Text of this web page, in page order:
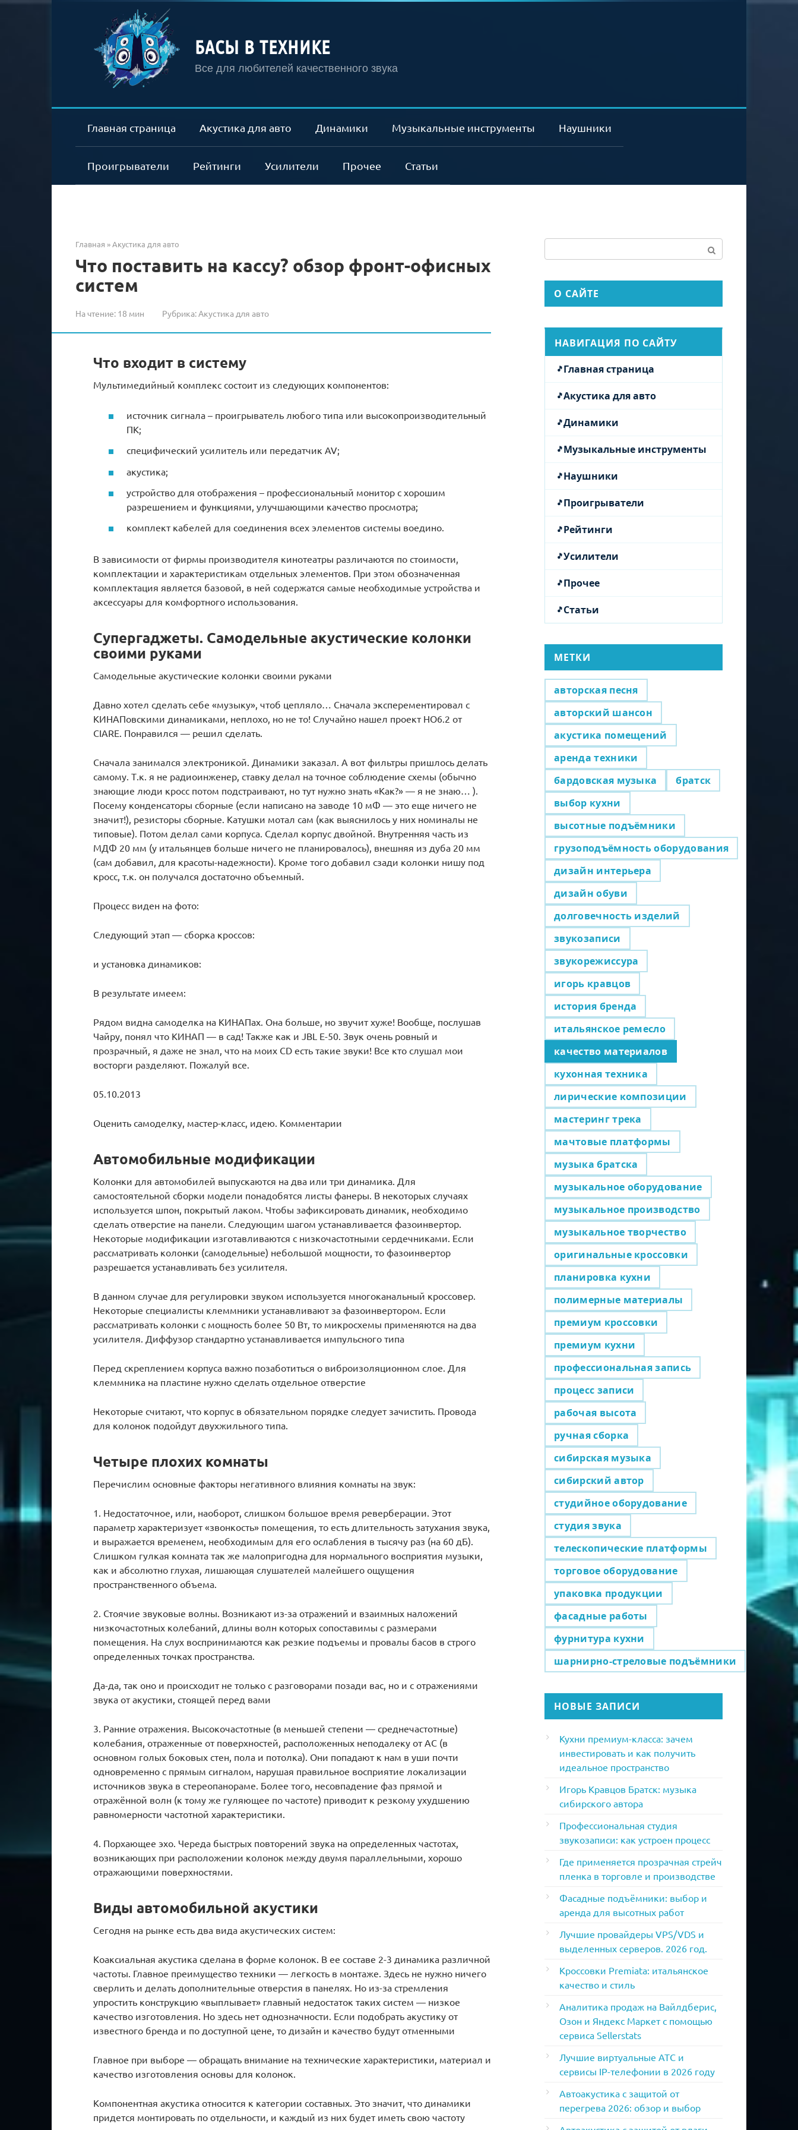
БАСЫ В ТЕХНИКЕ
Все для любителей качественного звука
Главная страница Акустика для авто Динамики Музыкальные инструменты Наушники
Проигрыватели Рейтинги Усилители Прочее Статьи
Главная »Акустика для авто
Что поставить на кассу? обзор фронт-офисных
систем
На чтение: 18 мин Рубрика:Акустика для авто
Что входит в систему
Мультимедийный комплекс состоит из следующих компонентов:
источник сигнала – проигрыватель любого типа или высокопроизводительный
ПК;
специфический усилитель или передатчик AV;
акустика;
устройство для отображения – профессиональный монитор с хорошим
разрешением и функциями, улучшающими качество просмотра;
комплект кабелей для соединения всех элементов системы воедино.
В зависимости от фирмы производителя кинотеатры различаются по стоимости,
комплектации и характеристикам отдельных элементов. При этом обозначенная
комплектация является базовой, в ней содержатся самые необходимые устройства и
аксессуары для комфортного использования.
Супергаджеты. Самодельные акустические колонки
своими руками
Самодельные акустические колонки своими руками
Давно хотел сделать себе «музыку», чтоб цепляло… Сначала эксперементировал с
КИНАПовскими динамиками, неплохо, но не то! Случайно нашел проект HO6.2 от
CIARE. Понравился — решил сделать.
Сначала занимался электроникой. Динамики заказал. А вот фильтры пришлось делать
самому. Т.к. я не радиоинженер, ставку делал на точное соблюдение схемы (обычно
знающие люди кросс потом подстраивают, но тут нужно знать «Как?» — я не знаю… ).
Посему конденсаторы сборные (если написано на заводе 10 мФ — это еще ничего не
значит!), резисторы сборные. Катушки мотал сам (как выяснилось у них номиналы не
типовые). Потом делал сами корпуса. Сделал корпус двойной. Внутренняя часть из
МДФ 20 мм (у итальянцев больше ничего не планировалось), внешняя из дуба 20 мм
(сам добавил, для красоты-надежности). Кроме того добавил сзади колонки нишу под
кросс, т.к. он получался достаточно объемный.
Процесс виден на фото:
Следующий этап — сборка кроссов:
и установка динамиков:
В результате имеем:
Рядом видна самоделка на КИНАПах. Она больше, но звучит хуже! Вообще, послушав
Чайру, понял что КИНАП — в сад! Также как и JBL E-50. Звук очень ровный и
прозрачный, я даже не знал, что на моих CD есть такие звуки! Все кто слушал мои
восторги разделяют. Пожалуй все.
05.10.2013
Оценить самоделку, мастер-класс, идею. Комментарии
Автомобильные модификации
Колонки для автомобилей выпускаются на два или три динамика. Для
самостоятельной сборки модели понадобятся листы фанеры. В некоторых случаях
используется шпон, покрытый лаком. Чтобы зафиксировать динамик, необходимо
сделать отверстие на панели. Следующим шагом устанавливается фазоинвертор.
Некоторые модификации изготавливаются с низкочастотными сердечниками. Если
рассматривать колонки (самодельные) небольшой мощности, то фазоинвертор
разрешается устанавливать без усилителя.
В данном случае для регулировки звуком используется многоканальный кроссовер.
Некоторые специалисты клеммники устанавливают за фазоинвертором. Если
рассматривать колонки с мощность более 50 Вт, то микросхемы применяются на два
усилителя. Диффузор стандартно устанавливается импульсного типа
Перед скреплением корпуса важно позаботиться о виброизоляционном слое. Для
клеммника на пластине нужно сделать отдельное отверстие
Некоторые считают, что корпус в обязательном порядке следует зачистить. Провода
для колонок подойдут двухжильного типа.
Четыре плохих комнаты
Перечислим основные факторы негативного влияния комнаты на звук:
1. Недостаточное, или, наоборот, слишком большое время реверберации. Этот
параметр характеризует «звонкость» помещения, то есть длительность затухания звука,
и выражается временем, необходимым для его ослабления в тысячу раз (на 60 дБ).
Слишком гулкая комната так же малопригодна для нормального восприятия музыки,
как и абсолютно глухая, лишающая слушателей малейшего ощущения
пространственного объема.
2. Стоячие звуковые волны. Возникают из-за отражений и взаимных наложений
низкочастотных колебаний, длины волн которых сопоставимы с размерами
помещения. На слух воспринимаются как резкие подъемы и провалы басов в строго
определенных точках пространства.
Да-да, так оно и происходит не только с разговорами позади вас, но и с отражениями
звука от акустики, стоящей перед вами
3. Ранние отражения. Высокочастотные (в меньшей степени — среднечастотные)
колебания, отраженные от поверхностей, расположенных неподалеку от АС (в
основном голых боковых стен, пола и потолка). Они попадают к нам в уши почти
одновременно с прямым сигналом, нарушая правильное восприятие локализации
источников звука в стереопанораме. Более того, несовпадение фаз прямой и
отражённой волн (к тому же гуляющее по частоте) приводит к резкому ухудшению
равномерности частотной характеристики.
4. Порхающее эхо. Череда быстрых повторений звука на определенных частотах,
возникающих при расположении колонок между двумя параллельными, хорошо
отражающими поверхностями.
Виды автомобильной акустики
Сегодня на рынке есть два вида акустических систем:
Коаксиальная акустика сделана в форме колонок. В ее составе 2-3 динамика различной
частоты. Главное преимущество техники — легкость в монтаже. Здесь не нужно ничего
сверлить и делать дополнительные отверстия в панелях. Но из-за стремления
упростить конструкцию «выплывает» главный недостаток таких систем — низкое
качество изготовления. Но здесь нет однозначности. Если подобрать акустику от
известного бренда и по доступной цене, то дизайн и качество будут отменными
Главное при выборе — обращать внимание на технические характеристики, материал и
качество изготовления основы для колонок.
Компонентная акустика относится к категории составных. Это значит, что динамики
придется монтировать по отдельности, и каждый из них будет иметь свою частоту
О САЙТЕ
НАВИГАЦИЯ ПО САЙТУ
Главная страница
Акустика для авто
Динамики
Музыкальные инструменты
Наушники
Проигрыватели
Рейтинги
Усилители
Прочее
Статьи
МЕТКИ
авторская песня
авторский шансон
акустика помещений
аренда техники
бардовская музыка
братск
выбор кухни
высотные подъёмники
грузоподъёмность оборудования
дизайн интерьера
дизайн обуви
долговечность изделий
звукозаписи
звукорежиссура
игорь кравцов
история бренда
итальянское ремесло
качество материалов
кухонная техника
лирические композиции
мастеринг трека
мачтовые платформы
музыка братска
музыкальное оборудование
музыкальное производство
музыкальное творчество
оригинальные кроссовки
планировка кухни
полимерные материалы
премиум кроссовки
премиум кухни
профессиональная запись
процесс записи
рабочая высота
ручная сборка
сибирская музыка
сибирский автор
студийное оборудование
студия звука
телескопические платформы
торговое оборудование
упаковка продукции
фасадные работы
фурнитура кухни
шарнирно-стреловые подъёмники
НОВЫЕ ЗАПИСИ
Кухни премиум-класса: зачем
инвестировать и как получить
идеальное пространство
Игорь Кравцов Братск: музыка
сибирского автора
Профессиональная студия
звукозаписи: как устроен процесс
Где применяется прозрачная стрейч
пленка в торговле и производстве
Фасадные подъёмники: выбор и
аренда для высотных работ
Лучшие провайдеры VPS/VDS и
выделенных серверов. 2026 год.
Кроссовки Premiata: итальянское
качество и стиль
Аналитика продаж на Вайлдберис,
Озон и Яндекс Маркет с помощью
сервиса Sellerstats
Лучшие виртуальные АТС и
сервисы IP-телефонии в 2026 году
Автоакустика с защитой от
перегрева 2026: обзор и выбор